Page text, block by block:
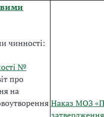
чинності:
№
про
на
Наказ МОЗ